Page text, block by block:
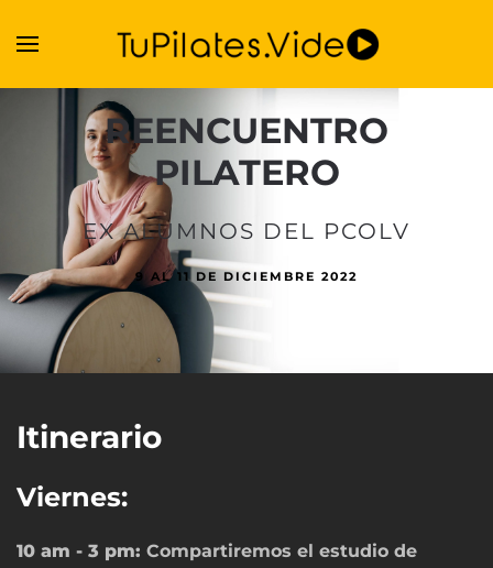
Skip to main content
REENCUENTRO
PILATERO
EX ALUMNOS DEL PCOLV
9 AL 11 DE DICIEMBRE 2022
Itinerario
Viernes:
10 am - 3 pm: Compartiremos el estudio de